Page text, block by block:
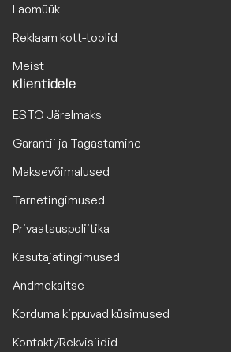
Laomüük
Reklaam kott-toolid
Meist
Klientidele
ESTO Järelmaks
Garantii ja Tagastamine
Maksevõimalused
Tarnetingimused
Privaatsuspoliitika
Kasutajatingimused
Andmekaitse
Korduma kippuvad küsimused
Kontakt/Rekvisiidid